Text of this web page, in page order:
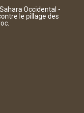
Occidental -
le pillage des